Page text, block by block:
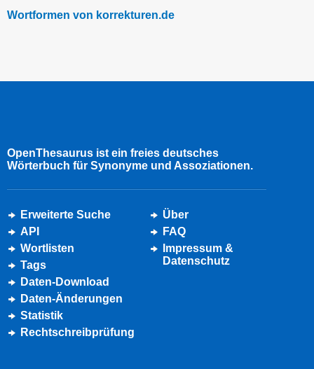
Wortformen von korrekturen.de
OpenThesaurus ist ein freies deutsches
Wörterbuch für Synonyme und Assoziationen.
Erweiterte Suche
API
Wortlisten
Tags
Daten-Download
Daten-Änderungen
Statistik
Rechtschreibprüfung
Über
FAQ
Impressum &
Datenschutz